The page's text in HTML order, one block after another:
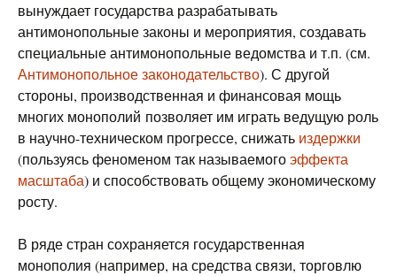
вынуждает государства разрабатывать
антимонопольные законы и мероприятия, создавать
специальные антимонопольные ведомства и т.п. (см.
Антимонопольное законодательство). С другой
стороны, производственная и финансовая мощь
многих монополий позволяет им играть ведущую роль
в научно-техническом прогрессе, снижать издержки
(пользуясь феноменом так называемогоэффекта
масштаба) и способствовать общему экономическому
росту.
В ряде стран сохраняется государственная
монополия (например, на средства связи, торговлю